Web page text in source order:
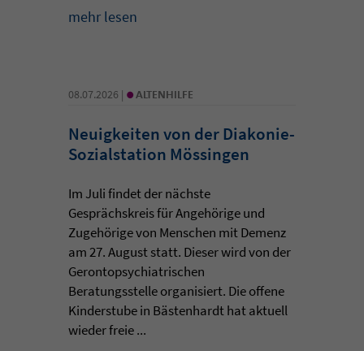
mehr lesen
08.07.2026 | • ALTENHILFE
Neuigkeiten von der Diakonie-
Sozialstation Mössingen
Im Juli findet der nächste
Gesprächskreis für Angehörige und
Zugehörige von Menschen mit Demenz
am 27. August statt. Dieser wird von der
Gerontopsychiatrischen
Beratungsstelle organisiert. Die offene
Kinderstube in Bästenhardt hat aktuell
wieder freie ...